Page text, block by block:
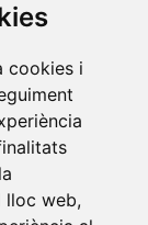
cookies i
lloc web,
d'Alacant
de
• Universitat